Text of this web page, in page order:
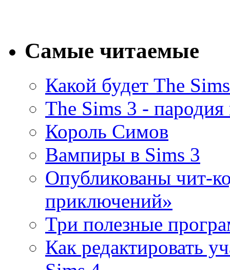
Самые читаемые
Какой будет The
The Sims 3 -
Король Симов
Вампиры в Sims 3
Опубликованы чит-
приключений»
Три полезные
Как редактировать